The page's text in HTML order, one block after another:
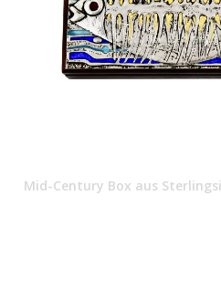
Mid-Century Box aus